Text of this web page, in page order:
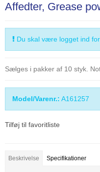
Affedter, Grease
Du skal være logget ind
Sælges i pakker af 10 styk.
Model/Varenr.: A161257
Tilføj til favoritliste
Beskrivelse Specifikationer